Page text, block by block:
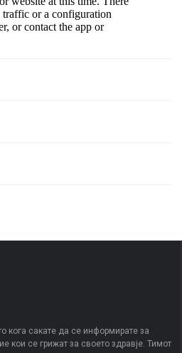
кога сакате да се информирате за
кои се грижат за своето здравје. Тимот